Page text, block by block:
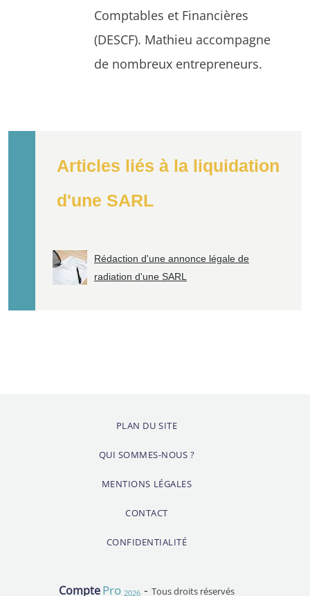
Articles liés à la liquidation
d'une SARL
Rédaction d'une annonce légale de
radiation d'une SARL
Comptables et Financières
(DESCF). Mathieu accompagne
de nombreux entrepreneurs.
PLAN DU SITE
QUI SOMMES-NOUS ?
MENTIONS LÉGALES
CONTACT
CONFIDENTIALITÉ
ComptePro 2026 - Tous droits réservés